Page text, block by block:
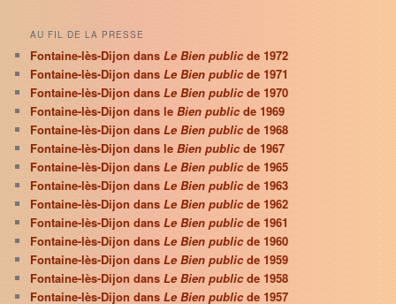
AU FIL DE LA PRESSE
Fontaine-lès-Dijon dansLe Bien publicde 1972
Fontaine-lès-Dijon dansLe Bien publicde 1971
Fontaine-lès-Dijon dansLe Bien publicde 1970
Fontaine-lès-Dijon dans leBien publicde 1969
Fontaine-lès-Dijon dansLe Bien publicde 1968
Fontaine-lès-Dijon dans leBien publicde 1967
Fontaine-lès-Dijon dansLe Bien publicde 1965
Fontaine-lès-Dijon dansLe Bien publicde 1963
Fontaine-lès-Dijon dansLe Bien publicde 1962
Fontaine-lès-Dijon dansLe Bien publicde 1961
Fontaine-lès-Dijon dansLe Bien publicde 1960
Fontaine-lès-Dijon dansLe Bien publicde 1959
Fontaine-lès-Dijon dansLe Bien publicde 1958
Fontaine-lès-Dijon dansLe Bien publicde 1957